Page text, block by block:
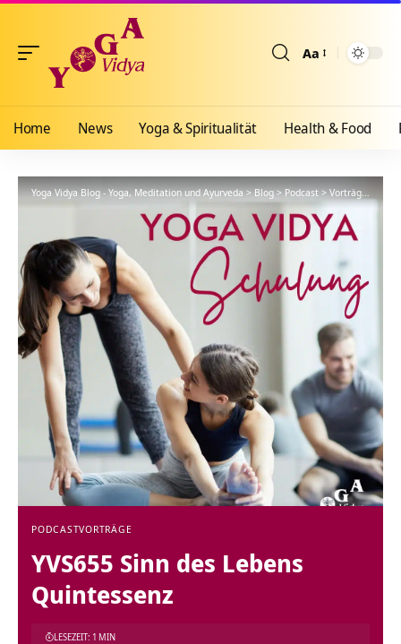
Aa
Home News Yoga & Spiritualität Health & Food
Yoga Vidya Blog - Yoga, Meditation und Ayurveda>Blog>Podcast>Vorträge >
PODCASTVORTRÄGE
YVS655 Sinn des Lebens
Quintessenz
LESEZEIT: 1 MIN